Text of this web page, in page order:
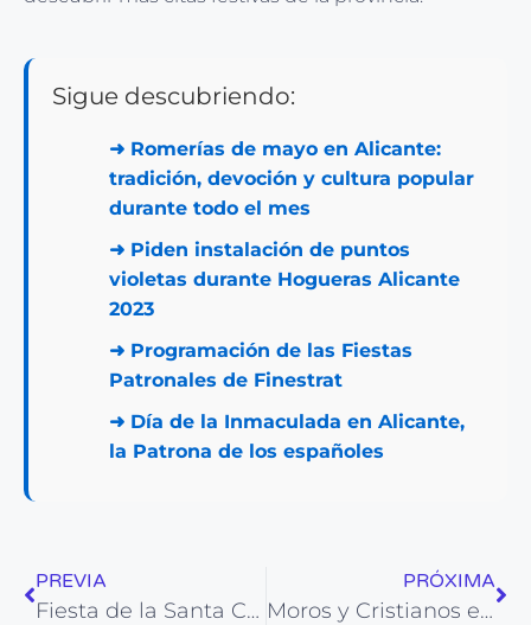
Sigue descubriendo:
➜ Romerías de mayo en Alicante:
tradición, devoción y cultura popular
durante todo el mes
➜ Piden instalación de puntos
violetas durante Hogueras Alicante
2023
➜ Programación de las Fiestas
Patronales de Finestrat
➜ Día de la Inmaculada en Alicante,
la Patrona de los españoles
PREVIA
Fiesta de la Santa Cruz en Alicante: tradición, flores y esencia popular el 3 de mayo
PRÓXIMA
Moros y Cristianos en Elda: historia, espectáculo y tradición viva en mayo